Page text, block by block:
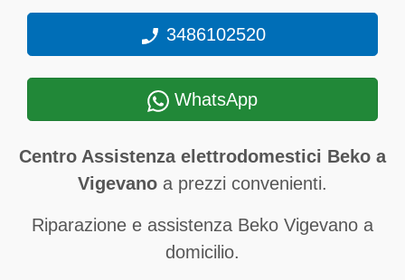
3486102520
WhatsApp
Centro Assistenza elettrodomestici Beko a
Vigevano a prezzi convenienti.
Riparazione e assistenza Beko Vigevano a
domicilio.